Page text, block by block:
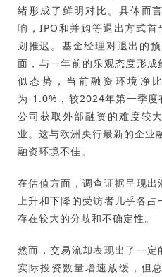
绪形成了鲜明对比。具体而
响，IPO和并购等退出方式
划推迟。基金经理对退出的
面，与一年前的乐观态度形
似态势，当前融资环境净
为-1.0%，较2024年第一季度
公司获取外部融资的难度较
业。这与欧洲央行最新的企业
融资环境不佳。
在估值方面，调查证据呈现
上升和下降的受访者几乎各
存在较大的分歧和不确定性。
然而，交易流却表现出了一
实际投资数量增速放缓，但